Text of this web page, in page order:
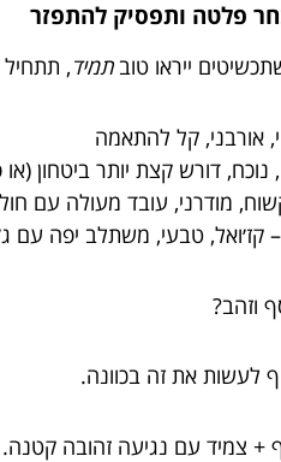
ייראו טובתמיד,
אורבני, קל להתאמה
נוכח, דורש קצת יותר ביטחון
מודרני, עובד מעולה עם
– קז׳ואל, טבעי, משתלב יפה עם
וזהב?
לעשות את זה בכוונה.
+ צמיד עם נגיעה זהובה קטנה.